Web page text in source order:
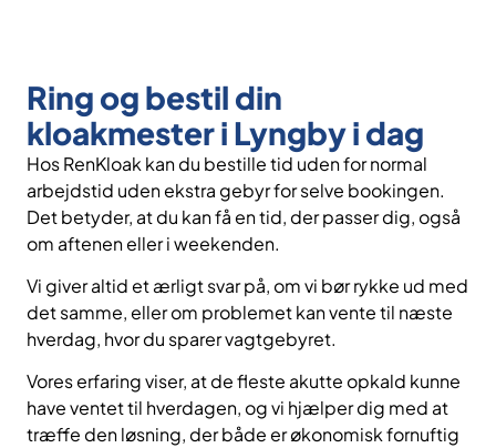
Ring og bestil din
kloakmester i Lyngby i dag
Hos RenKloak kan du bestille tid uden for normal
arbejdstid uden ekstra gebyr for selve bookingen.
Det betyder, at du kan få en tid, der passer dig, også
om aftenen eller i weekenden.
Vi giver altid et ærligt svar på, om vi bør rykke ud med
det samme, eller om problemet kan vente til næste
hverdag, hvor du sparer vagtgebyret.
Vores erfaring viser, at de fleste akutte opkald kunne
have ventet til hverdagen, og vi hjælper dig med at
træffe den løsning, der både er økonomisk fornuftig